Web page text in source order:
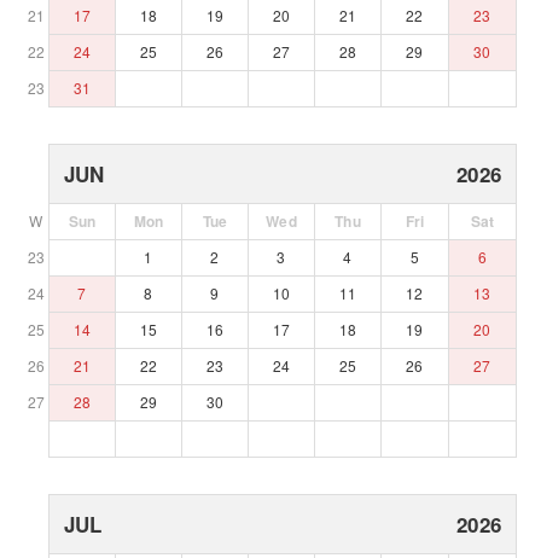
21
17 18 19 20 21 22
23
22
24 25 26 27 28 29
30
23
31
JUN 2026
W Sun Mon Tue Wed Thu Fri Sat
23 1 2 3 4 5
6
24
7 8 9 10 11 12
13
25
14 15 16 17 18 19
20
26
21 22 23 24 25 26
27
27
28 29 30
JUL 2026